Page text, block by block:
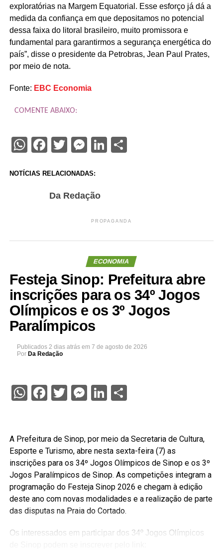
exploratórias na Margem Equatorial. Esse esforço já dá a
medida da confiança em que depositamos no potencial
dessa faixa do litoral brasileiro, muito promissora e
fundamental para garantirmos a segurança energética do
país”, disse o presidente da Petrobras, Jean Paul Prates,
por meio de nota.
Fonte: EBC Economia
COMENTE ABAIXO:
WhatsApp
Facebook
Twitter
Messenger
LinkedIn
Share
NOTÍCIAS RELACIONADAS:
Da Redação
PROPAGANDA
ECONOMIA
Festeja Sinop: Prefeitura abre
inscrições para os 34º Jogos
Olímpicos e os 3º Jogos
Paralímpicos
Publicados 2 dias atrás em 7 de agosto de 2026
Por Da Redação
WhatsApp
Facebook
Twitter
Messenger
LinkedIn
Share
A Prefeitura de Sinop, por meio da Secretaria de Cultura,
Esporte e Turismo, abre nesta sexta-feira (7) as
inscrições para os 34º Jogos Olímpicos de Sinop e os 3º
Jogos Paralímpicos de Sinop. As competições integram a
programação do Festeja Sinop 2026 e chegam à edição
deste ano com novas modalidades e a realização de parte
das disputas na Praia do Cortado.
Os interessados em participar dos 34º Jogos Olímpicos